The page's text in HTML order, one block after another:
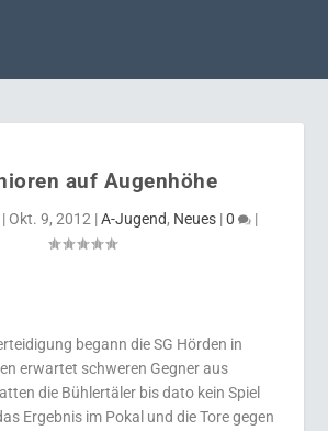
auf Augenhöhe
| Okt. 9, 2012 |A-Jugend, Neues|0 |
begann die SG Hörden in
erwartet schweren Gegner aus
die Bühlertäler bis dato kein Spiel
Ergebnis im Pokal und die Tore gegen